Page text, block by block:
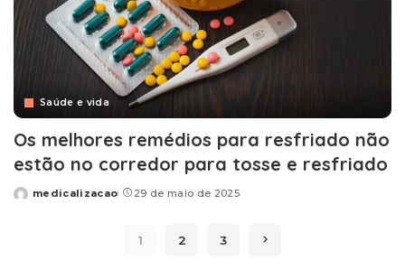
Saúde e vida
Os melhores remédios para resfriado não
estão no corredor para tosse e resfriado
Posted
medicalizacao 29 de maio de 2025
1 2 3